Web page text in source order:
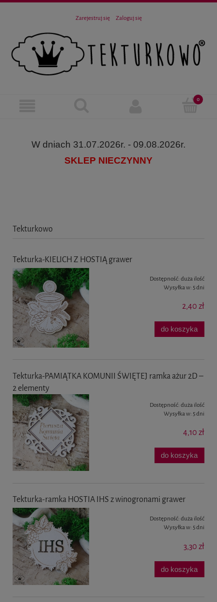
Zarejestruj się Zaloguj się
W dniach 31.07.2026r. - 09.08.2026r.
SKLEP NIECZYNNY
Tekturkowo
Tekturka-KIELICH Z HOSTIĄ grawer
Dostępność:duża ilość
Wysyłka w: 5 dni
2,40 zł
do koszyka
Tekturka-PAMIĄTKA KOMUNII ŚWIĘTEJ ramka ażur 2D –
2 elementy
Dostępność:duża ilość
Wysyłka w: 5 dni
4,10 zł
do koszyka
Tekturka-ramka HOSTIA IHS z winogronami grawer
Dostępność:duża ilość
Wysyłka w:5 dni
3,30 zł
do koszyka